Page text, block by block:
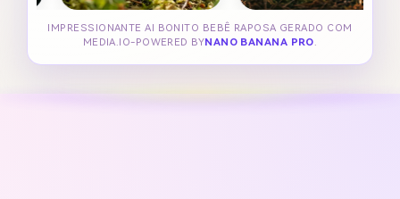
IMPRESSIONANTE AI BONITO BEBÊ RAPOSA GERADO COM
MEDIA.IO-POWERED BYNANO BANANA PRO.